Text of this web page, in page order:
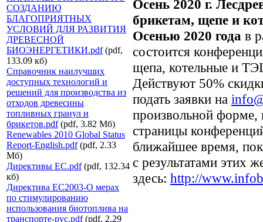
СОЗДАНИЮ
БЛАГОПРИЯТНЫХ
УСЛОВИЙ ДЛЯ РАЗВИТИЯ
ДРЕВЕСНОЙ
БИОЭНЕРГЕТИКИ.pdf(pdf,
133.09 кб)
Справочник наилучших
доступных технологий и
решений для производства из
отходов древесины
топливных гранул и
брикетов.pdf(pdf, 3.82 Мб)
Renewables 2010 Global Status
Report-English.pdf(pdf, 2.33
Мб)
Директивы ЕС.pdf(pdf, 132.34
кб)
Директива ЕС2003-О мерах
по стимулированию
использования биотоплива на
транспорте-рус.pdf(pdf, 2.29
Осень 2020 г.
брикетам, щепе и
Осенью 2020 года в
состоится
щепа, котельные и
Действуют 50%
подать заявки на
произвольной
страницы
ближайшее время,
с результатами этих
здесь: http://